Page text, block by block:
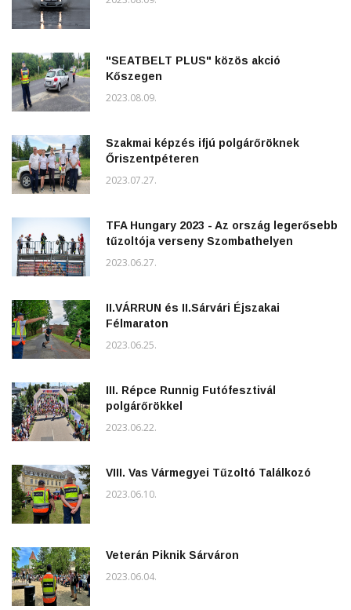
"SEATBELT PLUS" közös akció
Kőszegen
2023.08.09.
Szakmai képzés ifjú polgárőröknek
Őriszentpéteren
2023.07.27.
TFA Hungary 2023 - Az ország legerősebb
tűzoltója verseny Szombathelyen
2023.06.27.
II.VÁRRUN és II.Sárvári Éjszakai
Félmaraton
2023.06.25.
III. Répce Runnig Futófesztivál
polgárőrökkel
2023.06.22.
VIII. Vas Vármegyei Tűzoltó Találkozó
2023.06.10.
Veterán Piknik Sárváron
2023.06.04.